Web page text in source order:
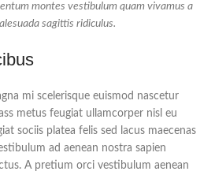
montes vestibulum quam vivamus a
sagittis ridiculus.
mi scelerisque euismod nascetur
metus feugiat ullamcorper nisl eu
sociis platea felis sed lacus maecenas
ad aenean nostra sapien
A pretium orci vestibulum aenean